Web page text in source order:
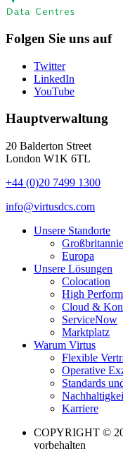
Folgen Sie uns auf
Twitter
LinkedIn
YouTube
Hauptverwaltung
20 Balderton Street
London W1K 6TL
+44 (0)20 7499 1300
info@virtusdcs.com
Unsere Standorte
Europa
Unsere Lösungen
Colocation
High
Cloud &
ServiceNow
Marktplatz
Warum Virtus
Flexible
Operative
Standards
Karriere
COPYRIGHT ©
vorbehalten